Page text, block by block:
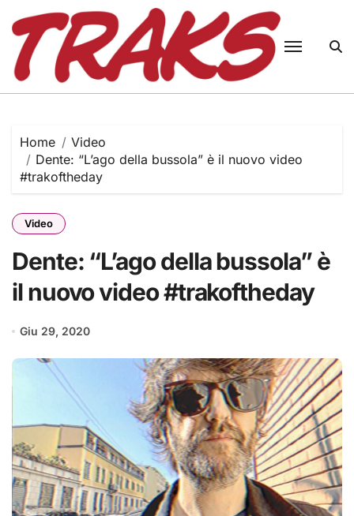
content
Home
Video
Dente: “L’ago della bussola” è il nuovo video
#trakoftheday
Video
Dente: “L’ago della bussola” è
il nuovo video #trakoftheday
Giu 29, 2020